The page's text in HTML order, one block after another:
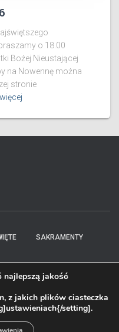
o 18.00
Bożej Nieustającej
na Nowennę można
stronie
SAKRAMENTY
ThemeIsle
najlepszą jakość
z jakich plików ciasteczka
setting].